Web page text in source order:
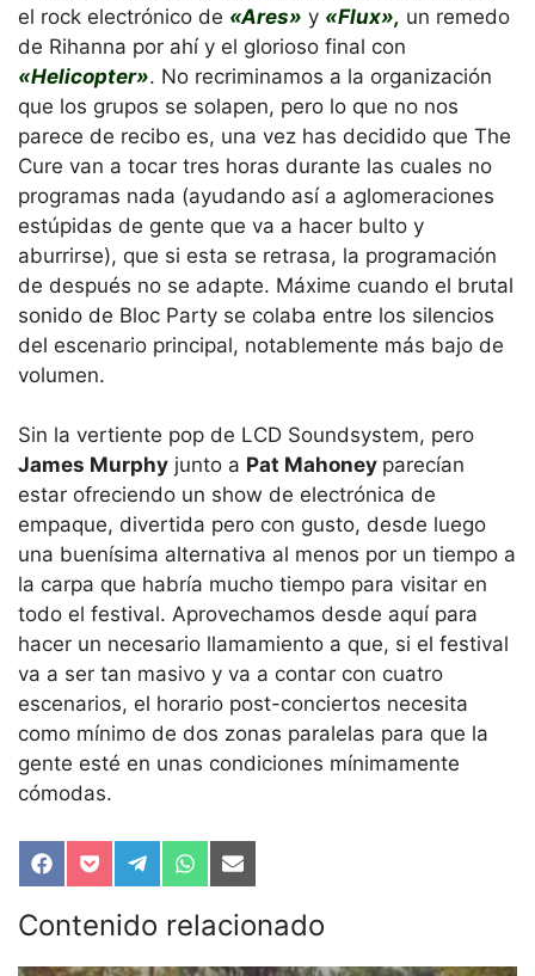
el rock electrónico de «Ares» y «Flux», un remedo
de Rihanna por ahí y el glorioso final con
«Helicopter». No recriminamos a la organización
que los grupos se solapen, pero lo que no nos
parece de recibo es, una vez has decidido que The
Cure van a tocar tres horas durante las cuales no
programas nada (ayudando así a aglomeraciones
estúpidas de gente que va a hacer bulto y
aburrirse), que si esta se retrasa, la programación
de después no se adapte. Máxime cuando el brutal
sonido de Bloc Party se colaba entre los silencios
del escenario principal, notablemente más bajo de
volumen.
Sin la vertiente pop de LCD Soundsystem, pero
James Murphy junto a Pat Mahoney parecían
estar ofreciendo un show de electrónica de
empaque, divertida pero con gusto, desde luego
una buenísima alternativa al menos por un tiempo a
la carpa que habría mucho tiempo para visitar en
todo el festival. Aprovechamos desde aquí para
hacer un necesario llamamiento a que, si el festival
va a ser tan masivo y va a contar con cuatro
escenarios, el horario post-conciertos necesita
como mínimo de dos zonas paralelas para que la
gente esté en unas condiciones mínimamente
cómodas.
Compartir
en
Facebook
Compartir
en
Pocket
Compartir
en
Telegram
Compartir
en
WhatsApp
Compartir
en
Email
Contenido relacionado